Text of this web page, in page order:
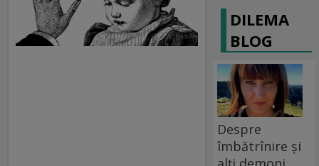
DILEMA
BLOG
Despre
îmbătrînire și